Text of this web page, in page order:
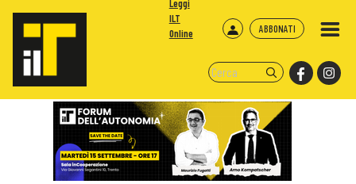
ABBONATI
Leggi
ILT
Online